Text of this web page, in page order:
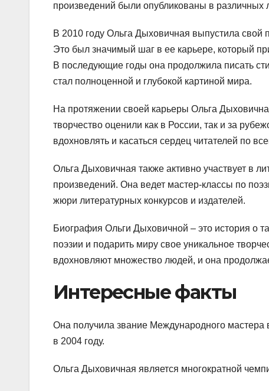
произведений были опубликованы в различных
В 2010 году Ольга Дыховичная выпустила свой
Это был значимый шаг в ее карьере, который
В последующие годы она продолжила писать
стал полноценной и глубокой картиной мира.
На протяжении своей карьеры Ольга
творчество оценили как в России, так и за
вдохновлять и касаться сердец читателей по
Ольга Дыховичная также активно участвует в
произведений. Она ведет мастер-классы по
жюри литературных конкурсов и издателей.
Биография Ольги Дыховичной – это история о
поэзии и подарить миру свое уникальное
вдохновляют множество людей, и она
Интересные факты
Она получила звание Международного
в 2004 году.
Ольга Дыховичная является многократной